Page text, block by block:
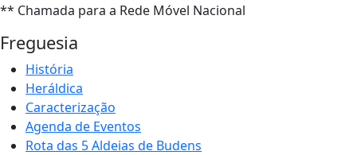
** Chamada para a Rede Móvel Nacional
Freguesia
História
Heráldica
Caracterização
Agenda de Eventos
Rota das 5 Aldeias de Budens